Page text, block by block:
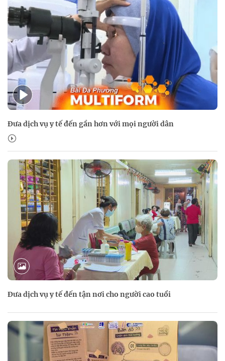
Đưa dịch vụ y tế đến gần hơn với mọi người dân
Đưa dịch vụ y tế đến tận nơi cho người cao tuổi